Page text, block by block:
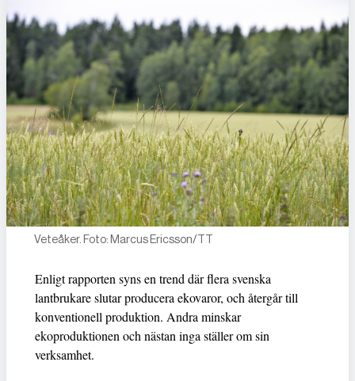
Veteåker. Foto: Marcus Ericsson/TT
Enligt rapporten syns en trend där flera svenska
lantbrukare slutar producera ekovaror, och återgår till
konventionell produktion. Andra minskar
ekoproduktionen och nästan inga ställer om sin
verksamhet.